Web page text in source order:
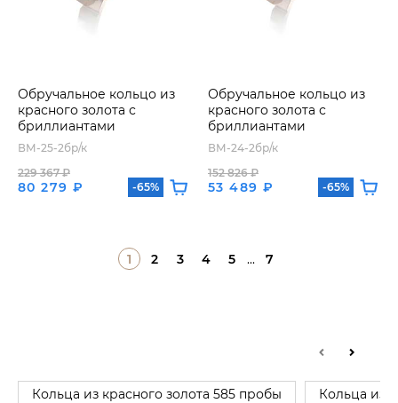
Обручальное кольцо из
красного золота с
бриллиантами
ВМ-25-2бр/к
80 279 ₽
229 367 ₽
-65%
Обручальное кольцо из
красного золота с
бриллиантами
ВМ-24-2бр/к
53 489 ₽
152 826 ₽
-65%
1 2 3 4 5 ... 7
Кольца из красного золота 585 пробы Кольца из